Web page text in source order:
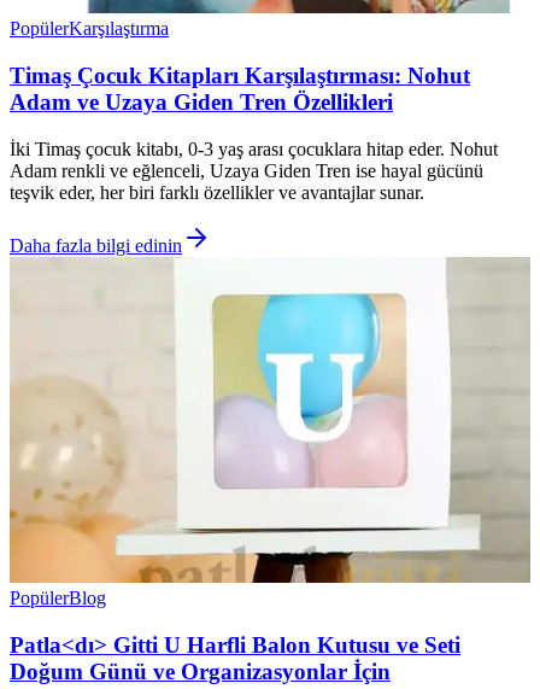
PopülerKarşılaştırma
Timaş Çocuk Kitapları Karşılaştırması: Nohut
Adam ve Uzaya Giden Tren Özellikleri
İki Timaş çocuk kitabı, 0-3 yaş arası çocuklara hitap eder. Nohut
Adam renkli ve eğlenceli, Uzaya Giden Tren ise hayal gücünü
teşvik eder, her biri farklı özellikler ve avantajlar sunar.
Daha fazla bilgi edinin
PopülerBlog
Patla<dı> Gitti U Harfli Balon Kutusu ve Seti
Doğum Günü ve Organizasyonlar İçin